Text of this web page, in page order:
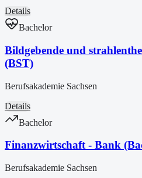
Details
Bachelor
Bildgebende und
(BST)
Berufsakademie Sachsen
Details
Bachelor
Finanzwirtschaft - Bank
Berufsakademie Sachsen